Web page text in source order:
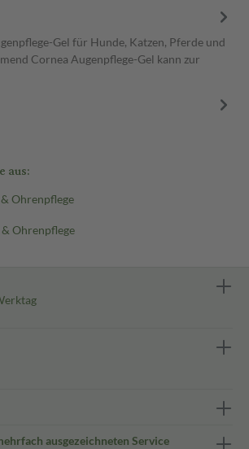
Gel für Hunde, Katzen, Pferde und
Cornea Augenpflege-Gel kann zur
aus:
Ohrenpflege
Ohrenpflege
ausgezeichneten Service